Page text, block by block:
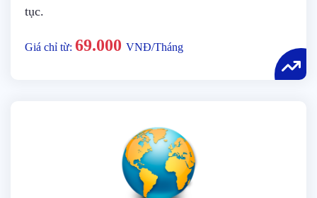
tục.
Giá chỉ từ: 69.000 VNĐ/Tháng